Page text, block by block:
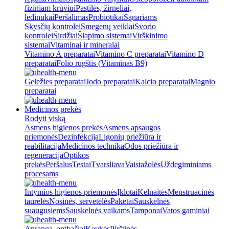
fiziniam krūviuiPastilės, žirneliai,
ledinukaiPeršalimasProbiotikaiSąnariams
Skysčių kontroleiSmegenų veiklaiSvorio
kontroleiŠirdžiaiŠlapimo sistemaiVirškinimo
sistemaiVitaminai ir mineralai
Vitamino A preparataiVitamino C preparataiVitamino D
preparataiFolio rūgštis (Vitaminas B9)
Geležies preparataiJodo preparataiKalcio preparataiMagnio
preparatai
Medicinos prekės
Rodyti viską
Asmens higienos prekėsAsmens apsaugos
priemonėsDezinfekcijaLigonių priežiūra ir
reabilitacijaMedicinos technikaOdos priežiūra ir
regeneracijaOptikos
prekėsPeršalusTestaiTvarsliavaVaistažolėsUždegiminiams
procesams
Intymios higienos priemonėsĮklotaiKelnaitėsMenstruacinės
taurelėsNosinės, servetėlėsPaketaiSauskelnės
suaugusiemsSauskelnės vaikamsTamponaiVatos gaminiai